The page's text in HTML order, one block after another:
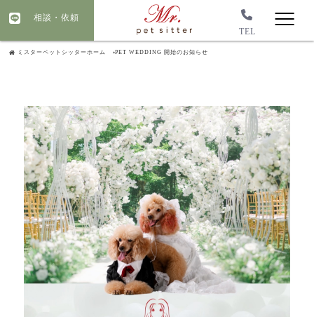
TEL
相談・依頼
ミスターペットシッターホーム PET WEDDING 開始のお知らせ